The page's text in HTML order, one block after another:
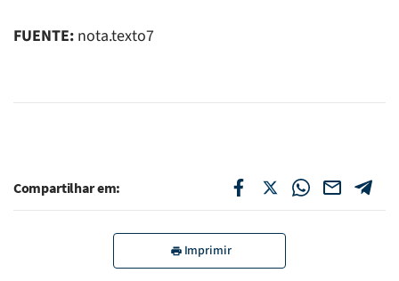
FUENTE: nota.texto7
Compartilhar em:
Imprimir